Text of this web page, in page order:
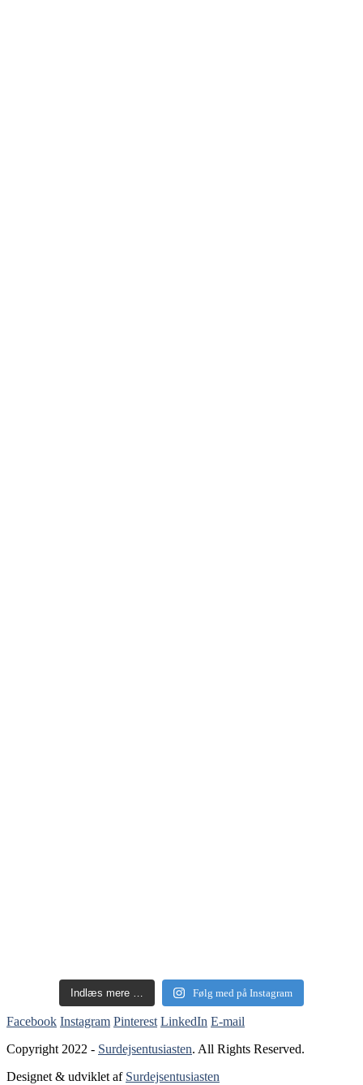
Indlæs mere … Følg med på Instagram
Facebook Instagram Pinterest LinkedIn E-mail
Copyright 2022 - Surdejsentusiasten. All Rights Reserved.
Designet & udviklet af Surdejsentusiasten